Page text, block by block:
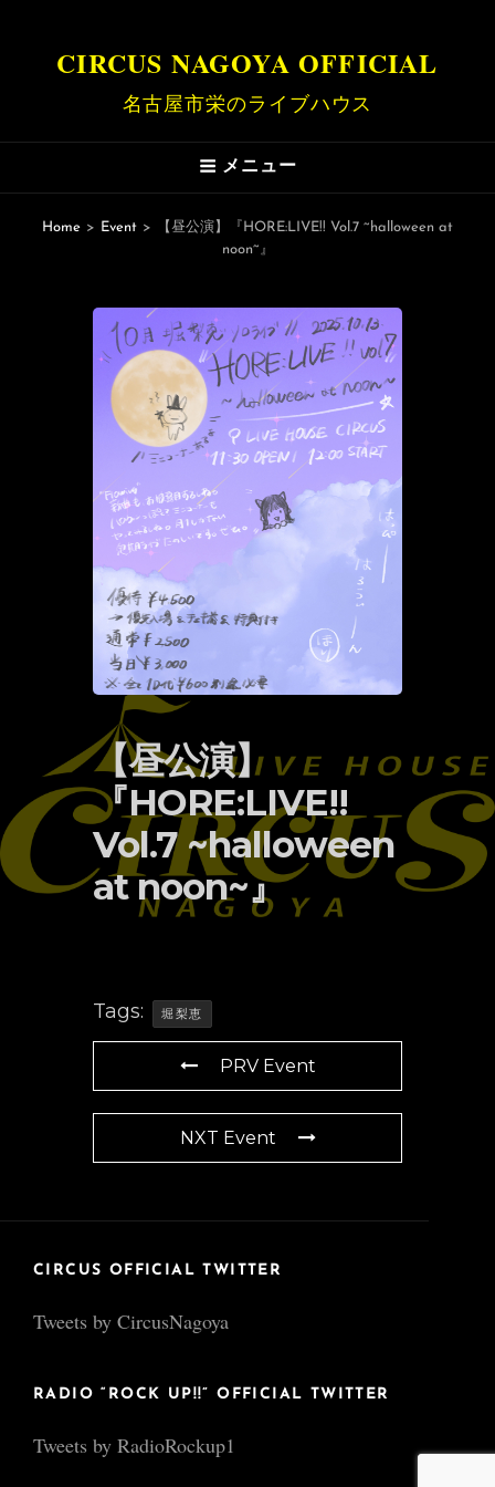
CIRCUS NAGOYA OFFICIAL
名古屋市栄のライブハウス
メニュー
Home > Event >
【昼公演】『HORE:LIVE!! Vol.7 ~halloween at
noon~』
【昼公演】
『HORE:LIVE!!
Vol.7 ~halloween
at noon~』
Tags: 堀梨恵
PRV Event
NXT Event
CIRCUS OFFICIAL TWITTER
Tweets by CircusNagoya
RADIO “ROCK UP!!” OFFICIAL TWITTER
Tweets by RadioRockup1